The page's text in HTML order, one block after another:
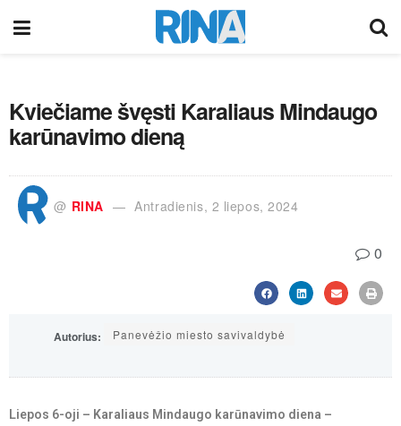
Kviečiame švęsti Karaliaus Mindaugo
karūnavimo dieną
@ RINA Antradienis, 2 liepos, 2024
0
Autorius: Panevėžio miesto savivaldybė
Liepos 6-oji – Karaliaus Mindaugo karūnavimo diena –